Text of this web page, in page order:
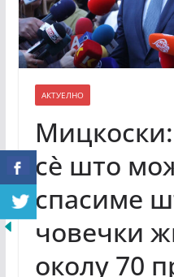
АКТУЕЛНО
сѐ што
спасиме
човечки
околу 70